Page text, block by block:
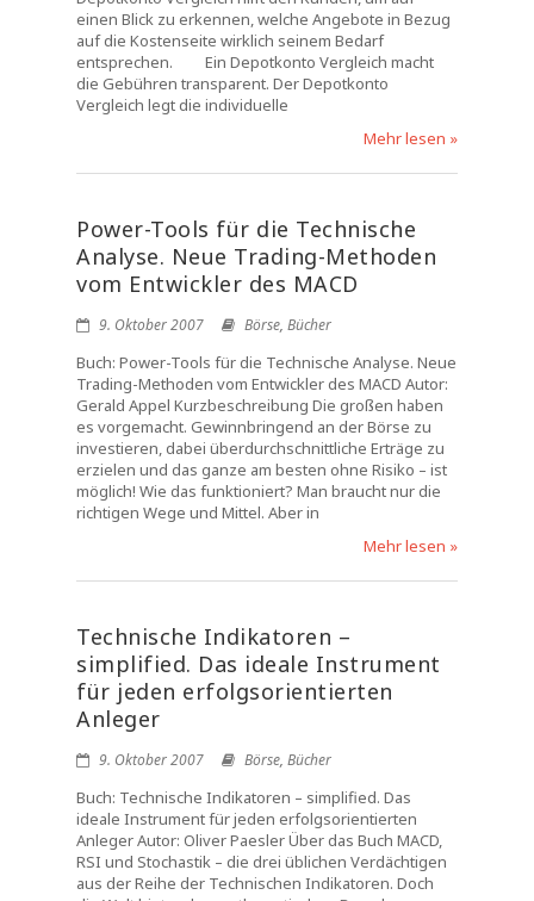
einen Blick zu erkennen, welche Angebote in Bezug
auf die Kostenseite wirklich seinem Bedarf
entsprechen. Ein Depotkonto Vergleich macht
die Gebühren transparent. Der Depotkonto
Vergleich legt die individuelle
Mehr lesen »
Power-Tools für die Technische
Analyse. Neue Trading-Methoden
vom Entwickler des MACD
9. Oktober 2007 Börse, Bücher
Buch: Power-Tools für die Technische Analyse. Neue
Trading-Methoden vom Entwickler des MACD Autor:
Gerald Appel Kurzbeschreibung Die großen haben
es vorgemacht. Gewinnbringend an der Börse zu
investieren, dabei überdurchschnittliche Erträge zu
erzielen und das ganze am besten ohne Risiko – ist
möglich! Wie das funktioniert? Man braucht nur die
richtigen Wege und Mittel. Aber in
Mehr lesen »
Technische Indikatoren –
simplified. Das ideale Instrument
für jeden erfolgsorientierten
Anleger
9. Oktober 2007 Börse, Bücher
Buch: Technische Indikatoren – simplified. Das
ideale Instrument für jeden erfolgsorientierten
Anleger Autor: Oliver Paesler Über das Buch MACD,
RSI und Stochastik – die drei üblichen Verdächtigen
aus der Reihe der Technischen Indikatoren. Doch